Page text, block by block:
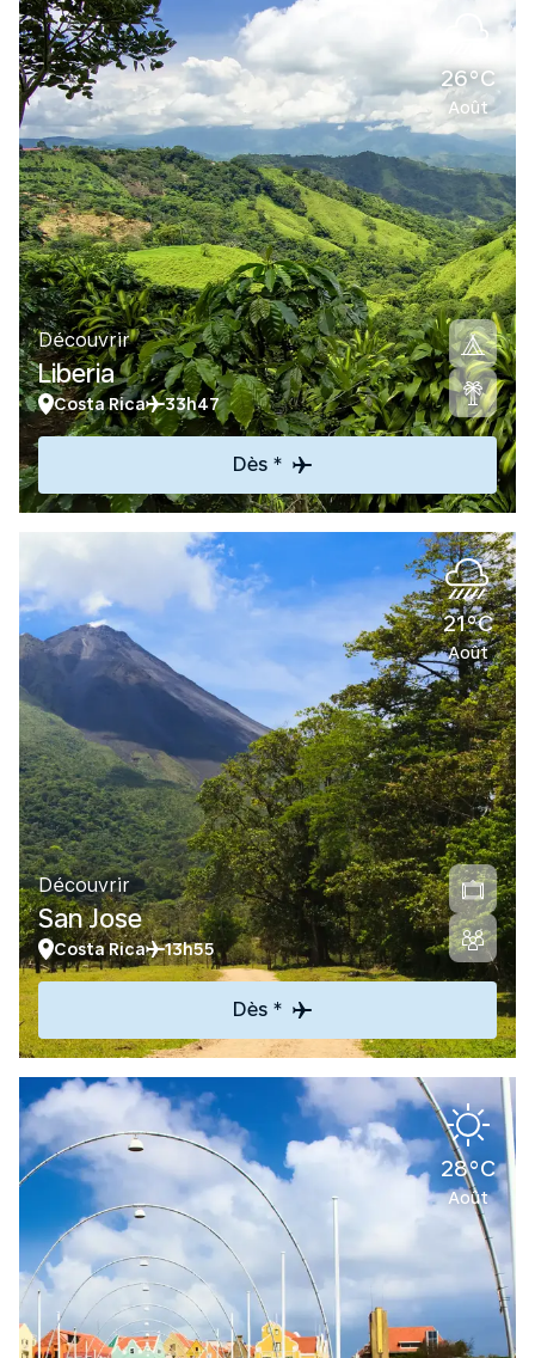
26°C
Août
Découvrir
Liberia
Costa Rica 33h47
Dès *
21°C
Août
Découvrir
San Jose
Costa Rica 13h55
Dès *
28°C
Août